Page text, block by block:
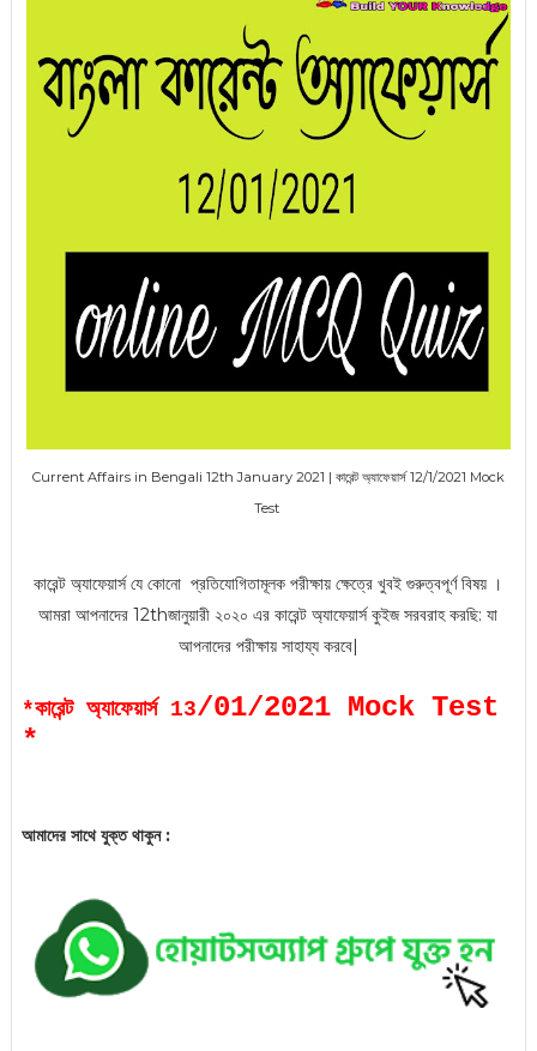
Current Affairs in Bengali 12th January 2021 | কারেন্ট অ্যাফেয়ার্স 12/1/2021 Mock
Test
কারেন্ট অ্যাফেয়ার্সযে কোনো প্রতিযোগিতামূলক পরীক্ষায় ক্ষেত্রে খুবই গুরুত্বপূর্ণ বিষয় ।
আমরা আপনাদের 12thজানুয়ারী২০২০ এর কারেন্ট অ্যাফেয়ার্স কুইজ সরবরাহ করছি: যা
আপনাদের পরীক্ষায় সাহায্য করবে|
*কারেন্ট অ্যাফেয়ার্স 13/01/2021 Mock Test
*
আমাদের সাথে যুক্ত থাকুন :